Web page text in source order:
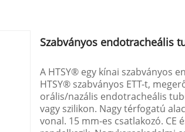
Szabványos endotracheális
A HTSY® egy kínai szabványos
HTSY® szabványos ETT-t,
orális/nazális endotracheális
vagy szilikon. Nagy térfogatú
vonal. 15 mm-es csatlakozó. CE